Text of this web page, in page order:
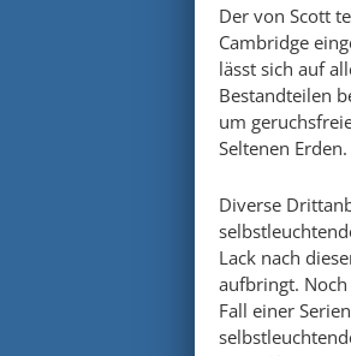
Der von Scott
Cambridge
lässt sich auf
Bestandteilen
um
Seltenen Erden.
Diverse
Lack nach
aufbringt.
Fall einer